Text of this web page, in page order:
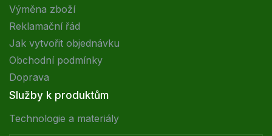
Výměna zboží
Reklamační řád
Jak vytvořit objednávku
Obchodní podmínky
Doprava
Služby k produktům
Technologie a materiály